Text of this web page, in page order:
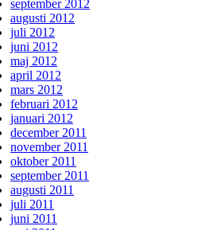
september 2012
augusti 2012
juli 2012
juni 2012
maj 2012
april 2012
mars 2012
februari 2012
januari 2012
december 2011
november 2011
oktober 2011
september 2011
augusti 2011
juli 2011
juni 2011